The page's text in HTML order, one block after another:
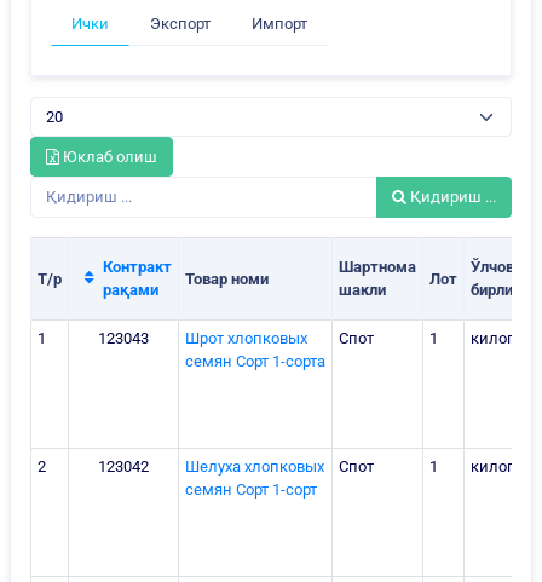
Ички Экспорт Импорт
Юклаб олиш
Қидириш ...
Т/р
Контракт
рақами
Товар номи
Шартнома
шакли
Лот
Ўлчов
бирлиги
1 123043
Шрот хлопковых
семян Сорт 1-сорта
Спот 1
2 123042
Шелуха хлопковых
семян Сорт 1-сорт
Спот 1